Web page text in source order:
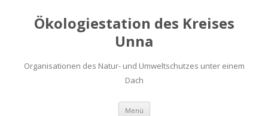
Ökologiestation des Kreises
Unna
Organisationen des Natur- und Umweltschutzes unter einem
Dach
Menü Zum